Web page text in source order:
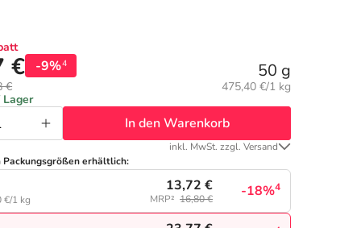
€ -9%4
€
50 g
Grundpreis:
475,40 €/1 kg
In den Warenkorb
inkl. MwSt. zzgl. Versand
Packungsgrößen erhältlich:
€/1 kg
13,72 €
MRP² 16,80 € -18%4